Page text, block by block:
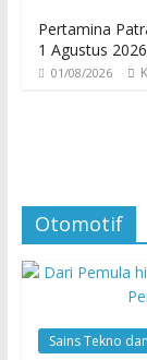
Pertamina
1 Agustus 2026
01/08/2026
Otomotif
Sains Tekno